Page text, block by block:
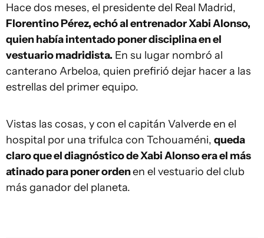
Hace dos meses, el presidente del Real Madrid,
Florentino Pérez, echó al entrenador Xabi Alonso,
quien había intentado poner disciplina en el
vestuario madridista. En su lugar nombró al
canterano Arbeloa, quien prefirió dejar hacer a las
estrellas del primer equipo.
Vistas las cosas, y con el capitán Valverde en el
hospital por una trifulca con Tchouaméni, queda
claro que el diagnóstico de Xabi Alonso era el más
atinado para poner ordenen el vestuario del club
más ganador del planeta.